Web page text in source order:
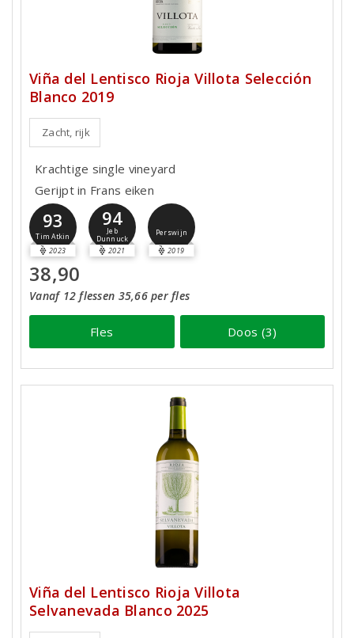
Viña del Lentisco Rioja Villota Selección
Blanco 2019
Zacht, rijk
Krachtige single vineyard
Gerijpt in Frans eiken
93
Tim Atkin
2023
94
Jeb
Dunnuck
2021
Perswijn
2019
38,90
Vanaf 12 flessen 35,66 per fles
Fles Doos (3)
Viña del Lentisco Rioja Villota
Selvanevada Blanco 2025